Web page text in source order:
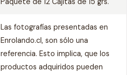
Las fotografías presentadas en
Enrolando.cl, son sólo una
referencia. Esto implica, que los
productos adquiridos pueden